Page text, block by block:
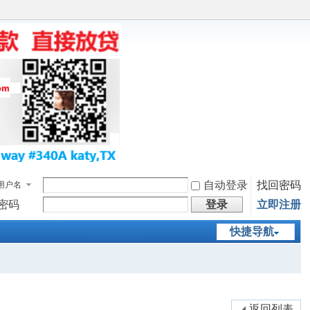
户名 自动登录
找回密码
码
登录 立即注册
快捷导航